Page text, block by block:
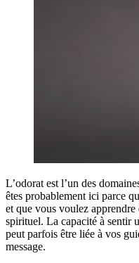
L’odorat est l’un des
êtes probablement ici parce
et que vous voulez
spirituel. La capacité à sentir
peut parfois être liée à vos
message.